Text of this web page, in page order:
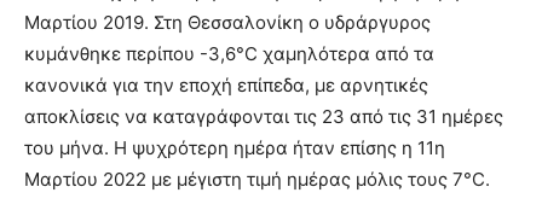
Μαρτίου 2019. Στη Θεσσαλονίκη ο υδράργυρος
κυμάνθηκε περίπου -3,6°C χαμηλότερα από τα
κανονικά για την εποχή επίπεδα, με αρνητικές
αποκλίσεις να καταγράφονται τις 23 από τις 31 ημέρες
του μήνα. Η ψυχρότερη ημέρα ήταν επίσης η 11η
Μαρτίου 2022 με μέγιστη τιμή ημέρας μόλις τους 7°C.